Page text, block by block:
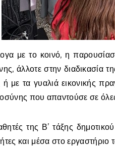
με το κοινό, η
άλλοτε στην διαδικασία
με τα γυαλιά εικονικής
που απαντούσε σε
της Β’ τάξης
και μέσα στο